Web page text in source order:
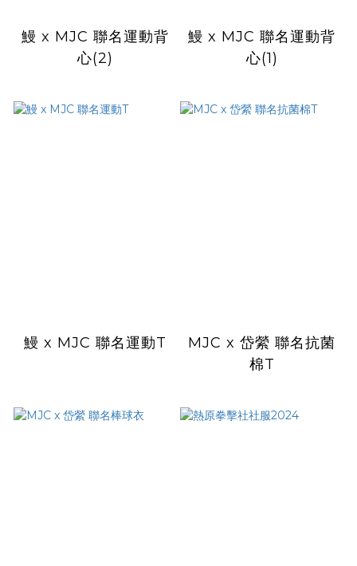
鰻 x MJC 聯名運動背
心(2)
鰻 x MJC 聯名運動背
心(1)
鰻 x MJC 聯名運動T
MJC x 岱縈 聯名抗菌
棉T